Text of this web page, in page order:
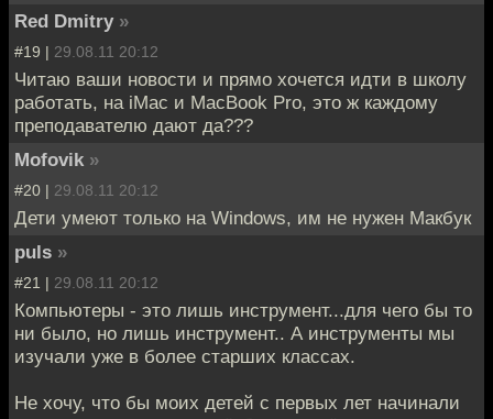
Red Dmitry »
#19 | 29.08.11 20:12
Читаю ваши новости и прямо хочется идти в школу
работать, на iMac и MacBook Pro, это ж каждому
преподавателю дают да???
Mofovik »
#20 | 29.08.11 20:12
Дети умеют только на Windows, им не нужен Макбук
puls »
#21 | 29.08.11 20:12
Компьютеры - это лишь инструмент...для чего бы то
ни было, но лишь инструмент.. А инструменты мы
изучали уже в более старших классах.
Не хочу, что бы моих детей с первых лет начинали